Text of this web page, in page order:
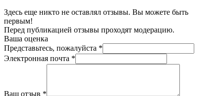
Здесь еще никто не оставлял отзывы. Вы можете быть
первым!
Перед публикацией отзывы проходят модерацию.
Ваша оценка
Представьтесь, пожалуйста *
Электронная почта *
Ваш отзыв *